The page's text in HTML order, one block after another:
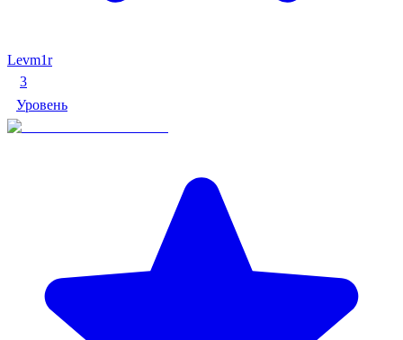
Levm1r
3
Уровень